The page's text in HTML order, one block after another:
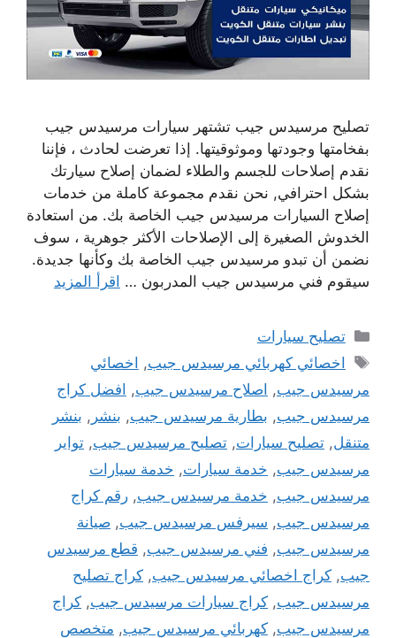
تصليح مرسيدس جيب تشتهر سيارات مرسيدس جيب
بفخامتها وجودتها وموثوقيتها. إذا تعرضت لحادث ، فإننا
نقدم إصلاحات للجسم والطلاء لضمان إصلاح سيارتك
بشكل احترافي, نحن نقدم مجموعة كاملة من خدمات
إصلاح السيارات مرسيدس جيب الخاصة بك. من استعادة
الخدوش الصغيرة إلى الإصلاحات الأكثر جوهرية ، سوف
نضمن أن تبدو مرسيدس جيب الخاصة بك وكأنها جديدة.
سيقوم فني مرسيدس جيب المدربون … اقرأ المزيد
التصنيفات
تصليح سيارات
الوسوم
اخصائي كهربائي مرسيدس جيب, اخصائي
مرسيدس جيب, اصلاح مرسيدس جيب, افضل كراج
مرسيدس جيب, بطارية مرسيدس جيب, بنشر , بنشر
متنقل, تصليح سيارات, تصليح مرسيدس جيب, تواير
مرسيدس جيب, خدمة سيارات, خدمة سيارات
مرسيدس جيب, خدمة مرسيدس جيب, رقم كراج
مرسيدس جيب, سيرفس مرسيدس جيب, صيانة
مرسيدس جيب, فني مرسيدس جيب, قطع مرسيدس
جيب, كراج اخصائي مرسيدس جيب, كراج تصليح
مرسيدس جيب, كراج سيارات مرسيدس جيب, كراج
مرسيدس جيب, كهربائي مرسيدس جيب, متخصص